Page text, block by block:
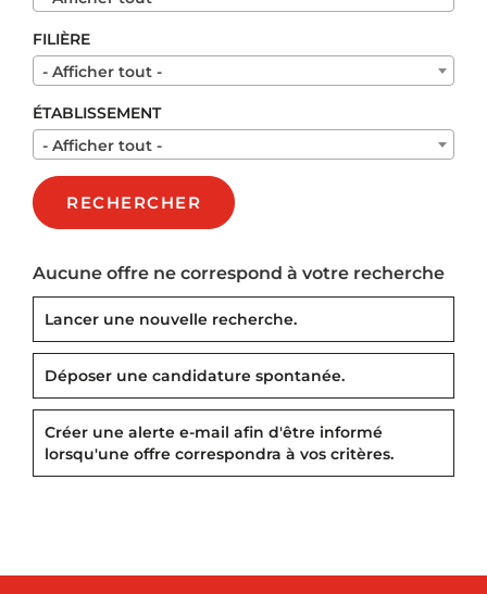
FILIÈRE
- Afficher tout -
ÉTABLISSEMENT
- Afficher tout -
RECHERCHER
Aucune offre ne correspond à votre recherche
Lancer une nouvelle recherche.
Déposer une candidature spontanée.
Créer une alerte e-mail afin d'être informé
lorsqu'une offre correspondra à vos critères.